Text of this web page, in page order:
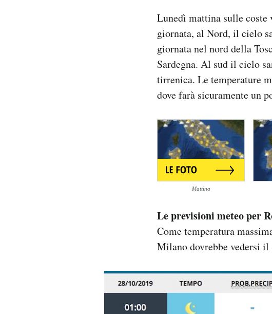
Lunedì mattina sulle coste
giornata, al Nord, il cielo
giornata nel nord della
Sardegna. Al sud il cielo
tirrenica. Le temperature
dove farà sicuramente un
Mattina
Le previsioni meteo per
Come temperatura
Milano dovrebbe vedersi il